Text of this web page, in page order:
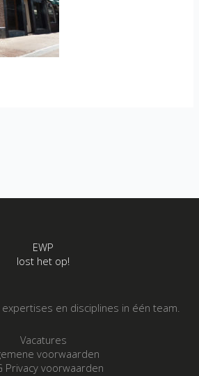
EWP
lost het op!
en disciplines in één team.
Vacatures
voorwaarden
Privacy voorwaarden